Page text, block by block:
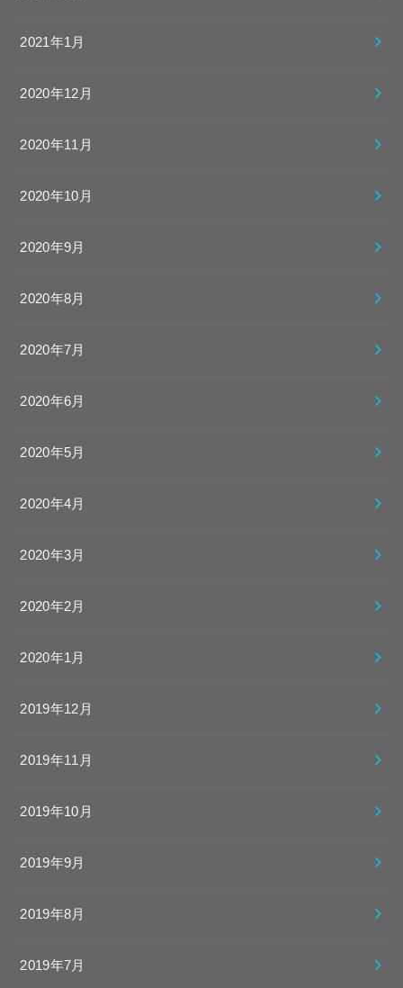
2021年1月
2020年12月
2020年11月
2020年10月
2020年9月
2020年8月
2020年7月
2020年6月
2020年5月
2020年4月
2020年3月
2020年2月
2020年1月
2019年12月
2019年11月
2019年10月
2019年9月
2019年8月
2019年7月